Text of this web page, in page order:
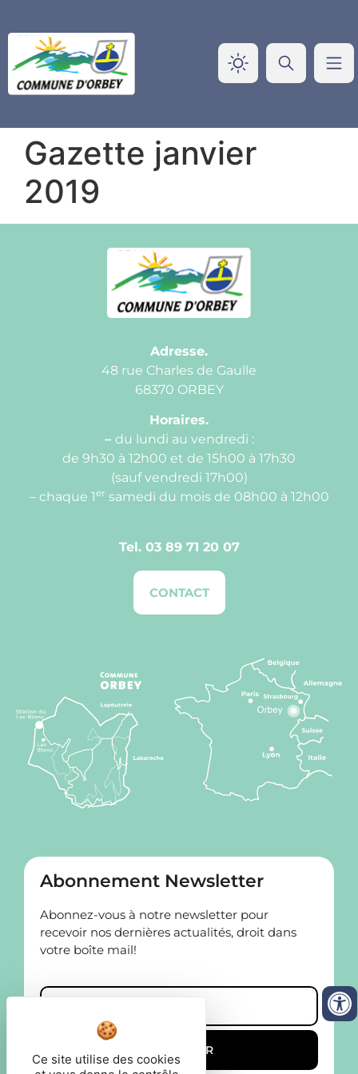
Gazette janvier
2019
Adresse.
48 rue Charles de Gaulle
68370 ORBEY
Horaires.
– du lundi au vendredi :
de 9h30 à 12h00 et de 15h00 à 17h30
(sauf vendredi 17h00)
– chaque 1er samedi du mois de 08h00 à 12h00
Tel. 03 89 71 20 07
CONTACT
Abonnement Newsletter
Abonnez-vous à notre newsletter pour
recevoir nos dernières actualités, droit dans
votre boîte mail!
Ce site utilise des cookies